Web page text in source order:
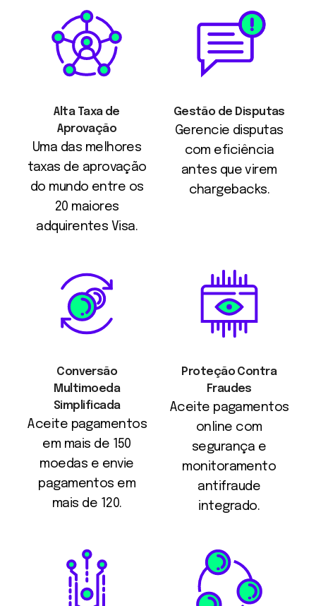
Alta Taxa de
Aprovação
Uma das melhores
taxas de aprovação
do mundo entre os
20 maiores
adquirentes Visa.
Gestão de Disputas
Gerencie disputas
com eficiência
antes que virem
chargebacks.
Conversão
Multimoeda
Simplificada
Aceite pagamentos
em mais de 150
moedas e envie
pagamentos em
mais de 120.
Proteção Contra
Fraudes
Aceite pagamentos
online com
segurança e
monitoramento
antifraude
integrado.